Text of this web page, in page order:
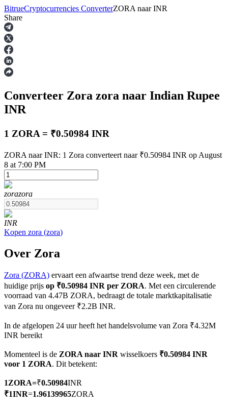
Termijncontracten
USDT-futures
Futures met USDT als onderpand
COIN-M-futures
Cryptocurrency-futures
TradFi
BitrueCryptocurrencies ConverterZORA naar INR
Share
Converteer Zora zora naar Indian Rupee
INR
1 ZORA = ₹0.50984 INR
ZORA naar INR: 1 Zora converteert naar ₹0.50984 INR op August
8 at 7:00 PM
zorazora
INR
Kopen zora (zora)
Over Zora
Zora (ZORA) ervaart een afwaartse trend deze week, met de
huidige prijs op ₹0.50984 INR per ZORA. Met een circulerende
voorraad van 4.47B ZORA, bedraagt de totale marktkapitalisatie
van Zora nu ongeveer ₹2.2B INR.
In de afgelopen 24 uur heeft het handelsvolume van Zora ₹4.32M
INR bereikt
Momenteel is de ZORA naar INR wisselkoers ₹0.50984 INR
voor 1 ZORA. Dit betekent:
1ZORA=₹0.50984INR
₹1INR=1.96139965ZORA